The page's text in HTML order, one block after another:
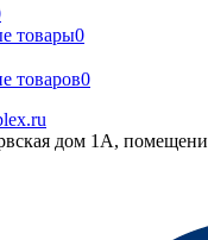
товары0
товаров0
дом 1А,